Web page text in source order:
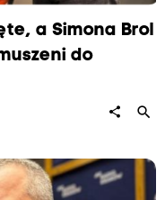
a Simona Brol
do
share search